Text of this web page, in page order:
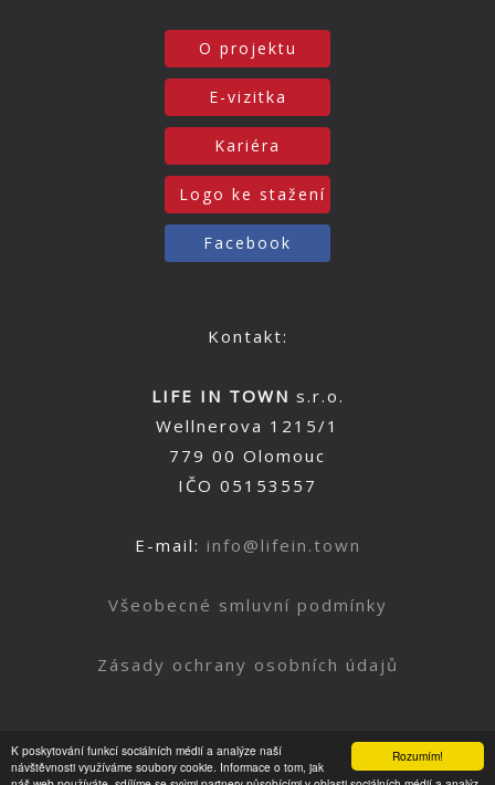
Rozumím!
K poskytování funkcí sociálních médií a analýze naší
návštěvnosti využíváme soubory cookie. Informace o tom, jak
O projektu
E-vizitka
Kariéra
Logo ke stažení
Facebook
Kontakt:
LIFE IN TOWN s.r.o.
Wellnerova 1215/1
779 00 Olomouc
IČO 05153557
E-mail: info@lifein.town
Všeobecné smluvní podmínky
Zásady ochrany osobních údajů
Nahoru